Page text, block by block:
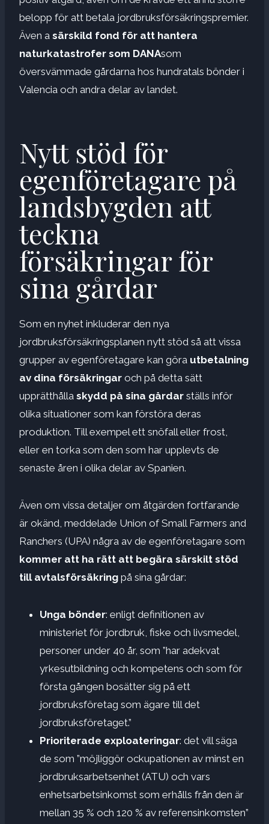
belopp för att betala jordbruksförsäkringspremier.
Även a särskild fond för att hantera
naturkatastrofer som DANAsom
översvämmade gårdarna hos hundratals bönder i
Valencia och andra delar av landet.
Nytt stöd för
egenföretagare på
landsbygden att
teckna
försäkringar för
sina gårdar
Som en nyhet inkluderar den nya
jordbruksförsäkringsplanen nytt stöd så att vissa
grupper av egenföretagare kan göra utbetalning
av dina försäkringar och på detta sätt
upprätthålla skydd på sina gårdar ställs inför
olika situationer som kan förstöra deras
produktion. Till exempel ett snöfall eller frost,
eller en torka som den som har upplevts de
senaste åren i olika delar av Spanien.
Även om vissa detaljer om åtgärden fortfarande
är okänd, meddelade Union of Small Farmers and
Ranchers (UPA) några av de egenföretagare som
kommer att ha rätt att begära särskilt stöd
till avtalsförsäkring på sina gårdar:
Unga bönder: enligt definitionen av
ministeriet för jordbruk, fiske och livsmedel,
personer under 40 år, som ”har adekvat
yrkesutbildning och kompetens och som för
första gången bosätter sig på ett
jordbruksföretag som ägare till det
jordbruksföretaget.”
Prioriterade exploateringar: det vill säga
de som ”möjliggör ockupationen av minst en
jordbruksarbetsenhet (ATU) och vars
enhetsarbetsinkomst som erhålls från den är
mellan 35 % och 120 % av referensinkomsten”